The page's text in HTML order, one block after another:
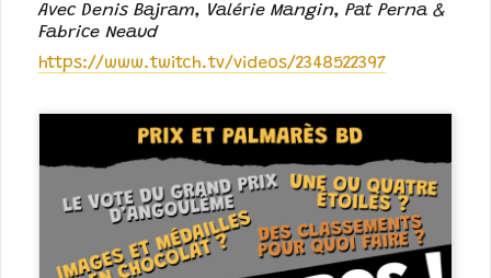
Avec Denis Bajram, Valérie Mangin, Pat Perna &
Fabrice Neaud
https://www.twitch.tv/videos/2348522397